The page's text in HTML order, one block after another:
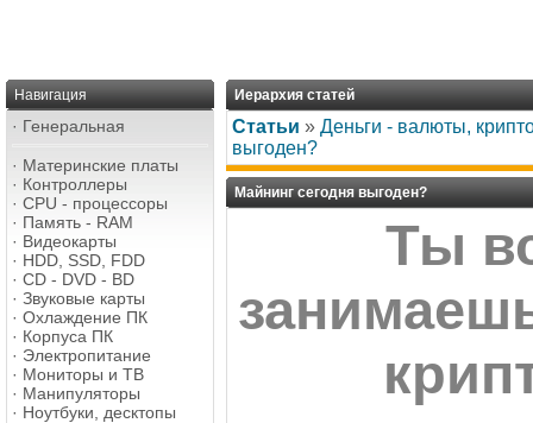
Навигация
· Генеральная
· Материнские платы
· Контроллеры
· CPU - процессоры
· Память - RAM
· Видеокарты
· HDD, SSD, FDD
· CD - DVD - BD
· Звуковые карты
· Охлаждение ПК
· Корпуса ПК
· Электропитание
· Мониторы и ТВ
· Манипуляторы
· Ноутбуки, десктопы
Иерархия статей
Статьи » Деньги - валюты,
выгоден?
Майнинг сегодня выгоден?
Ты